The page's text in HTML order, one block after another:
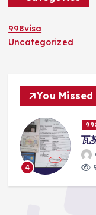
998visa
Uncategorized
You Missed
4
瓦